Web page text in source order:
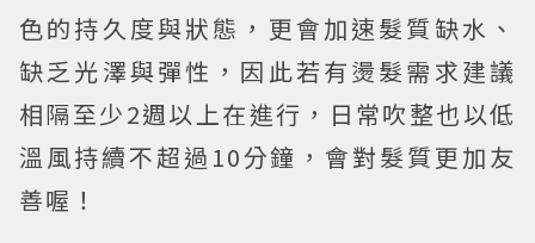
色的持久度與狀態，更會加速髮質缺水、
缺乏光澤與彈性，因此若有燙髮需求建議
相隔至少2週以上在進行，日常吹整也以低
溫風持續不超過10分鐘，會對髮質更加友
善喔！